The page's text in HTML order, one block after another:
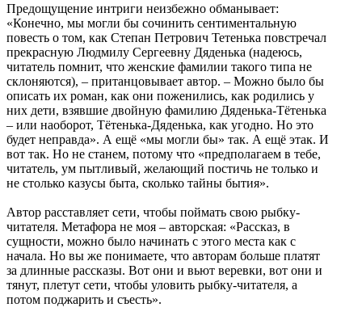
Предощущение интриги неизбежно обманывает:
«Конечно, мы могли бы сочинить сентиментальную
повесть о том, как Степан Петрович Тетенька повстречал
прекрасную Людмилу Сергеевну Дяденька (надеюсь,
читатель помнит, что женские фамилии такого типа не
склоняются), – пританцовывает автор. – Можно было бы
описать их роман, как они поженились, как родились у
них дети, взявшие двойную фамилию Дяденька-Тётенька
– или наоборот, Тётенька-Дяденька, как угодно. Но это
будет неправда». А ещё «мы могли бы» так. А ещё этак. И
вот так. Но не станем, потому что «предполагаем в тебе,
читатель, ум пытливый, желающий постичь не только и
не столько казусы быта, сколько тайны бытия».
Автор расставляет сети, чтобы поймать свою рыбку-
читателя. Метафора не моя – авторская: «Рассказ, в
сущности, можно было начинать с этого места как с
начала. Но вы же понимаете, что авторам больше платят
за длинные рассказы. Вот они и вьют веревки, вот они и
тянут, плетут сети, чтобы уловить рыбку-читателя, а
потом поджарить и съесть».